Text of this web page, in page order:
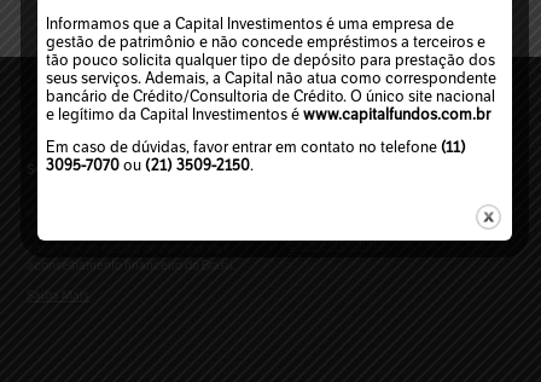
SOBRE A CAPITAL
Investimentos é uma das mais antigas
aconselhamento financeiro do Brasil.
Entre em contato
Informamos que a Capital Investimentos é uma empresa de
gestão de patrimônio e não concede empréstimos a terceiros e
tão pouco solicita qualquer tipo de depósito para prestação dos
seus serviços. Ademais, a Capital não atua como correspondente
bancário de Crédito/Consultoria de Crédito. O único site nacional
e legítimo da Capital Investimentos é www.capitalfundos.com.br
Em caso de dúvidas, favor entrar em contato no telefone (11)
3095-7070 ou (21) 3509-2150.